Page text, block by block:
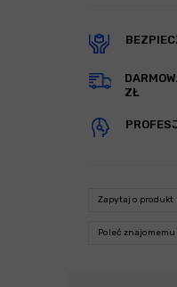
ZŁ
Zapytaj o produkt
Poleć znajomemu